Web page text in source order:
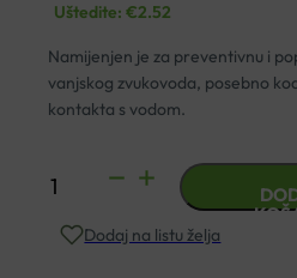
Uštedite:€2.52
Namijenjen je za preventivnu i
vanjskog zvukovoda, posebno
kontakta s vodom.
NORMISON
ZA
Dodaj na listu želja